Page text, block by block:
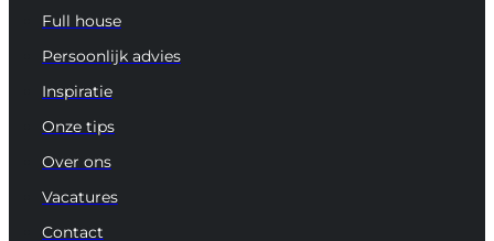
Full house
Persoonlijk advies
Inspiratie
Onze tips
Over ons
Vacatures
Contact